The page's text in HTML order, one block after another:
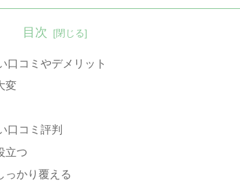
目次
口コミやデメリット
変
口コミ評判
立つ
っかり覆える